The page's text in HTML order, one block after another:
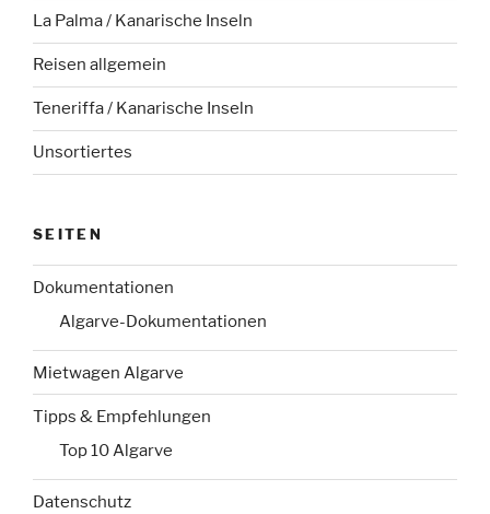
La Palma / Kanarische Inseln
Reisen allgemein
Teneriffa / Kanarische Inseln
Unsortiertes
SEITEN
Dokumentationen
Algarve-Dokumentationen
Mietwagen Algarve
Tipps & Empfehlungen
Top 10 Algarve
Datenschutz